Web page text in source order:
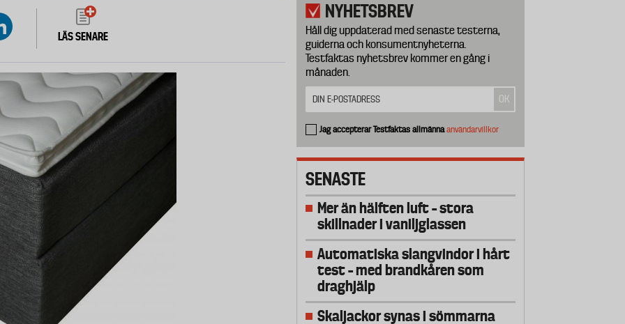
LÄS SENARE
NYHETSBREV
Håll dig uppdaterad med senaste testerna,
guiderna och konsumentnyheterna.
Testfaktas nyhetsbrev kommer en gång i
månaden.
Jag accepterar Testfaktas allmännaanvändarvillkor
SENASTE
Mer än hälften luft – stora
skillnader i vaniljglassen
Automatiska slangvindor i hårt
test – med brandkåren som
draghjälp
Skaljackor synas i sömmarna